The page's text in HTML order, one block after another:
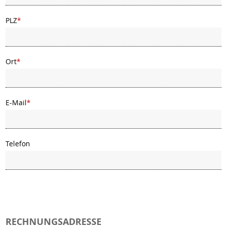
PLZ*
Ort*
E-Mail*
Telefon
RECHNUNGSADRESSE